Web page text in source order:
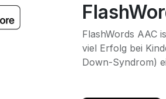
FlashWords AAC
viel Erfolg bei
Down-Syndrom)